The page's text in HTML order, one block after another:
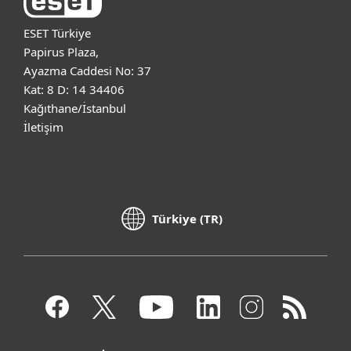
ESET Türkiye
Papirus Plaza,
Ayazma Caddesi No: 37
Kat: 8 D: 14 34406
Kağıthane/İstanbul
İletişim
Türkiye (TR)